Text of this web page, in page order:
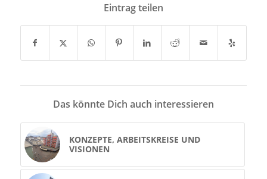
Eintrag teilen
Das könnte Dich auch interessieren
KONZEPTE, ARBEITSKREISE UND
VISIONEN